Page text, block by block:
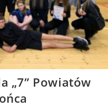
„7” Powiatów